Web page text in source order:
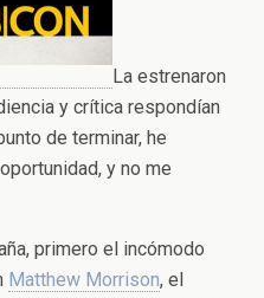
La estrenaron
y crítica respondían
de terminar, he
y no me
primero el incómodo
Matthew Morrison, el